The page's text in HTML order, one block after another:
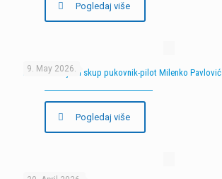
Pogledaj više
9. May 2026.
Peti memorijalni skup pukovnik-pilot Milenko Pavlović
Pogledaj više